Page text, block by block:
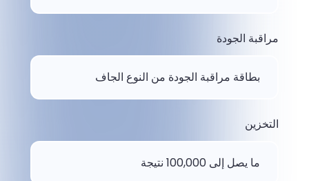
مراقبة الجودة
بطاقة مراقبة الجودة من النوع الجاف
التخزين
ما يصل إلى 100,000 نتيجة